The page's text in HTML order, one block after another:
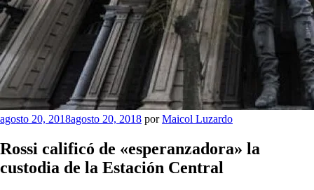
Publicado
agosto 20, 2018agosto 20, 2018 porMaicol Luzardo
Rossi calificó de «esperanzadora» la
custodia de la Estación Central